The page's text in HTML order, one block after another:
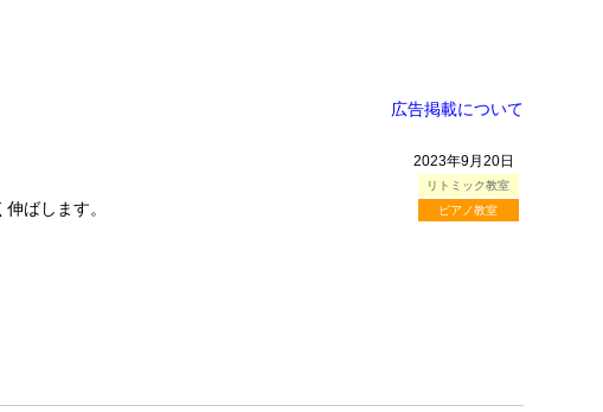
広告掲載について
2023年9月20日
リトミック教室
ピアノ教室
ばします。